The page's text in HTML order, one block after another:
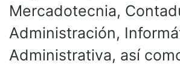
Mercadotecnia,
Administración,
Administrativa, así